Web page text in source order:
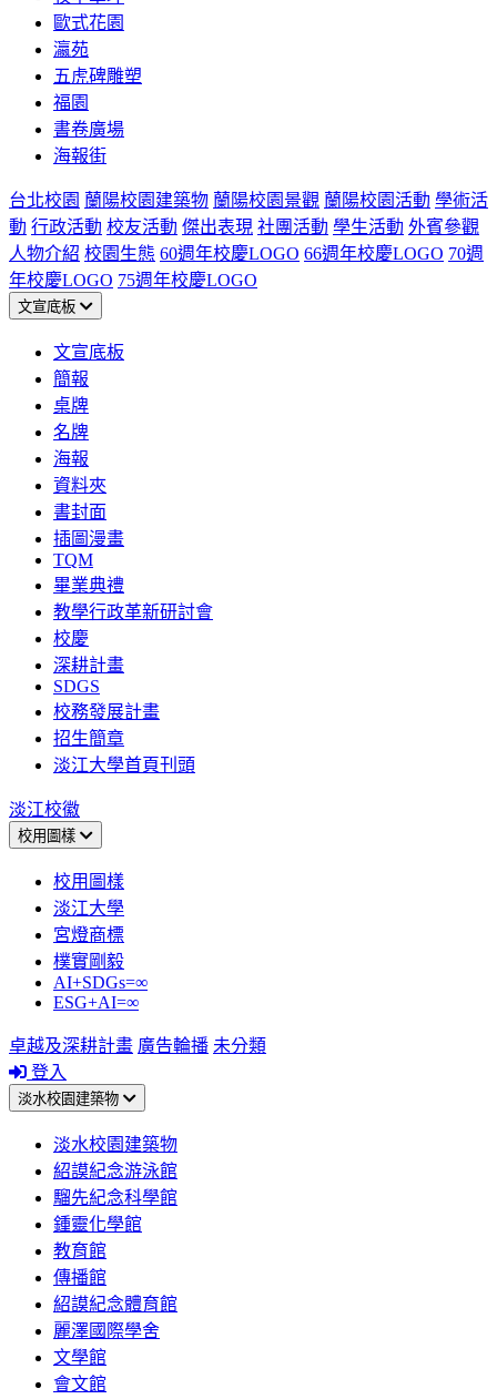
歐式花園
瀛苑
五虎碑雕塑
福園
書卷廣場
海報街
台北校園 蘭陽校園建築物 蘭陽校園景觀 蘭陽校園活動 學術活
動 行政活動 校友活動 傑出表現 社團活動 學生活動 外賓參觀
人物介紹 校園生態 60週年校慶LOGO 66週年校慶LOGO 70週
年校慶LOGO 75週年校慶LOGO
文宣底板
文宣底板
簡報
桌牌
名牌
海報
資料夾
書封面
插圖漫畫
TQM
畢業典禮
教學行政革新研討會
校慶
深耕計畫
SDGS
校務發展計畫
招生簡章
淡江大學首頁刊頭
淡江校徽
校用圖樣
校用圖樣
淡江大學
宮燈商標
樸實剛毅
AI+SDGs=∞
ESG+AI=∞
卓越及深耕計畫 廣告輪播 未分類
登入
淡水校園建築物
淡水校園建築物
紹謨紀念游泳館
騮先紀念科學館
鍾靈化學館
教育館
傳播館
紹謨紀念體育館
麗澤國際學舍
文學館
會文館